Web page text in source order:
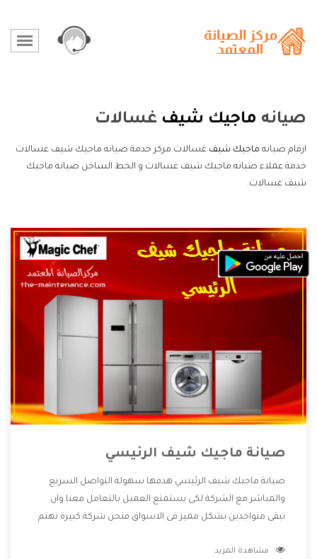
صيانه ماجيك شيف غسالات
ارقام صيانه ماجيك شيف غسالات مركز خدمة صيانه ماجيك شيف غسالات
خدمة عملاء صيانه ماجيك شيف غسالات و الخط الساخن صيانه ماجيك
شيف غسالات.
صيانة ماجيك شيف الرئيسي
صيانة ماجيك شيف الرئيسي هدفها سهولة التواصل السريع
والمباشر مع الشركة لكى يستمتع العميل بالتعامل معنا وان
نبقى متواجدين بشكل مميز فى الاسواق فنحن شركة كبيرة نهتم
الشركة بها والتى تكون منها خدمة الصيانة التى تكون من أهم
مشاهدة المزيد